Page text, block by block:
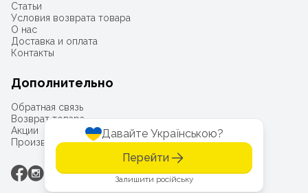
Давайте Українською?
Перейти
Залишити російську
Статьи
Условия возврата товара
О нас
Доставка и оплата
Контакты
Дополнительно
Обратная связь
Возврат товара
Акции
Производители